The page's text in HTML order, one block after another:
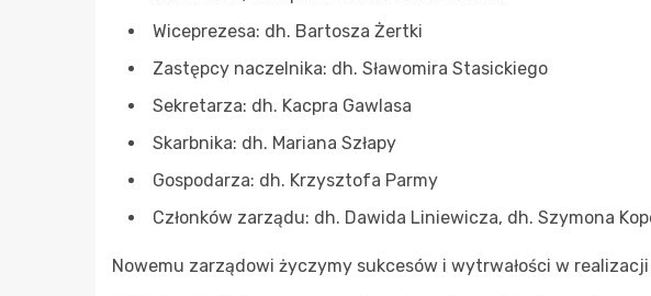
Wiceprezesa: dh. Bartosza Żertki
Zastępcy naczelnika: dh. Sławomira Stasickiego
Sekretarza: dh. Kacpra Gawlasa
Skarbnika: dh. Mariana Szłapy
Gospodarza: dh. Krzysztofa Parmy
Członków zarządu: dh. Dawida Liniewicza, dh. Szymona
Nowemu zarządowi życzymy sukcesów i wytrwałości w